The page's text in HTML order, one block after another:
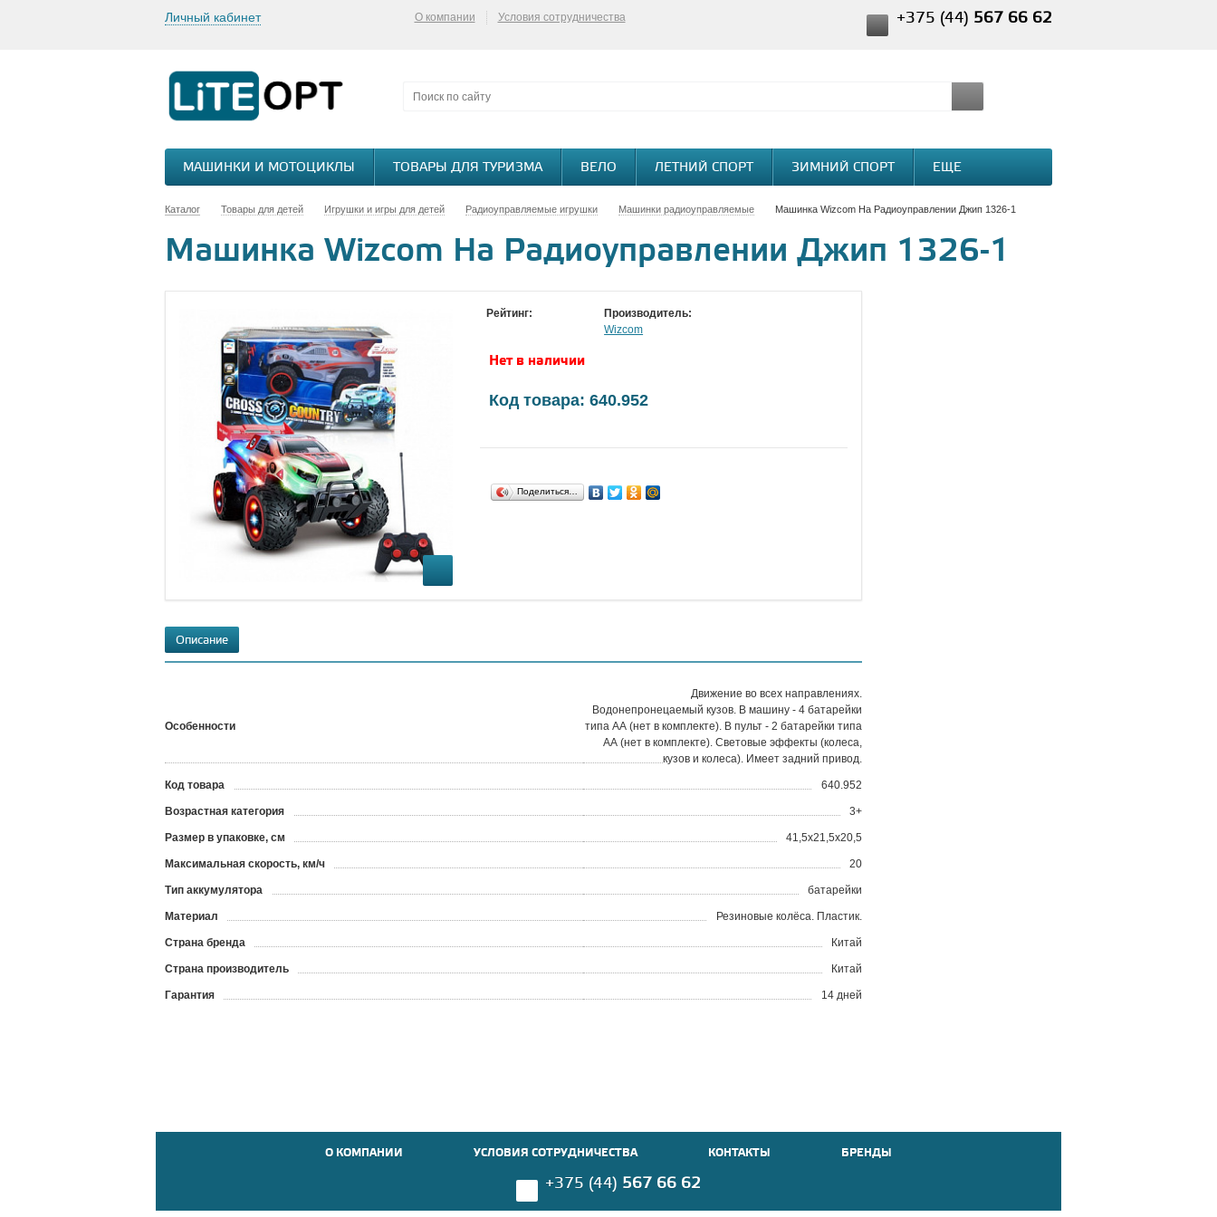
Личный кабинет О компании Условия сотрудничества +375 (44) 567 66 62
МАШИНКИ И МОТОЦИКЛЫ ТОВАРЫ ДЛЯ ТУРИЗМА ВЕЛО ЛЕТНИЙ СПОРТ ЗИМНИЙ СПОРТ ЕЩЕ
Каталог Товары для детей Игрушки и игры для детей Радиоуправляемые игрушки Машинки радиоуправляемые Машинка Wizcom На Радиоуправлении Джип 1326-1
Машинка Wizcom На Радиоуправлении Джип 1326-1
Рейтинг:
Производитель:
Wizcom
Нет в наличии
Код товара: 640.952
Поделиться…
Описание
Особенности
Движение во всех направлениях.
Водонепронецаемый кузов. В машину - 4 батарейки
типа АА (нет в комплекте). В пульт - 2 батарейки типа
АА (нет в комплекте). Световые эффекты (колеса,
кузов и колеса). Имеет задний привод.
Код товара 640.952
Возрастная категория 3+
Размер в упаковке, см 41,5x21,5x20,5
Максимальная скорость, км/ч 20
Тип аккумулятора батарейки
Материал Резиновые колёса. Пластик.
Страна бренда Китай
Страна производитель Китай
Гарантия 14 дней
О КОМПАНИИ УСЛОВИЯ СОТРУДНИЧЕСТВА КОНТАКТЫ БРЕНДЫ
+375 (44) 567 66 62